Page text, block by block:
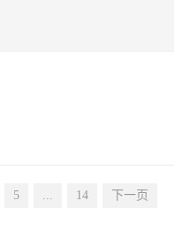
5 ... 14 下一页